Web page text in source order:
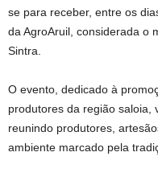
se para receber, entre os
da AgroAruil, considerada o
Sintra.
O evento, dedicado à
produtores da região saloia,
reunindo produtores,
ambiente marcado pela